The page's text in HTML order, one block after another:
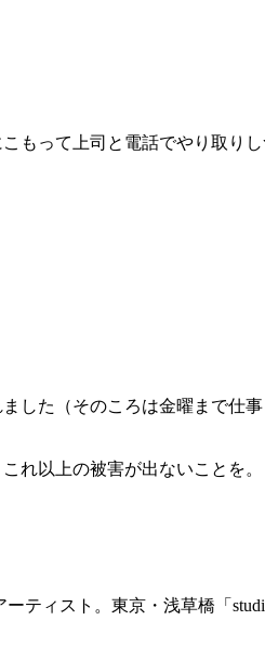
もって上司と電話でやり取り
した（そのころは金曜まで仕
れ以上の被害が出ないことを。
ティスト。東京・浅草橋「